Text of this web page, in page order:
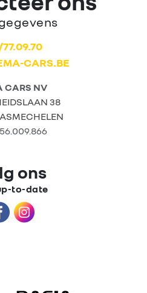
wagens
we?
CARS.BE
CARS NV
38
ons
to-date